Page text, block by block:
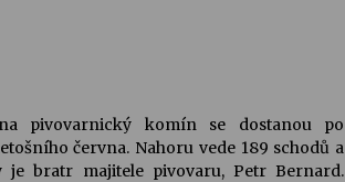
pivovarnický komín se dostanou po
června. Nahoru vede 189 schodů a
bratr majitele pivovaru, Petr Bernard.